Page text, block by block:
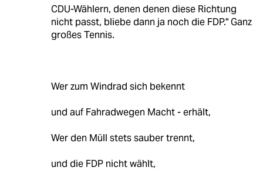
CDU-Wählern, denen denen diese Richtung
nicht passt, bliebe dann ja noch die FDP." Ganz
großes Tennis.
Wer zum Windrad sich bekennt
und auf Fahradwegen Macht - erhält,
Wer den Müll stets sauber trennt,
und die FDP nicht wählt,